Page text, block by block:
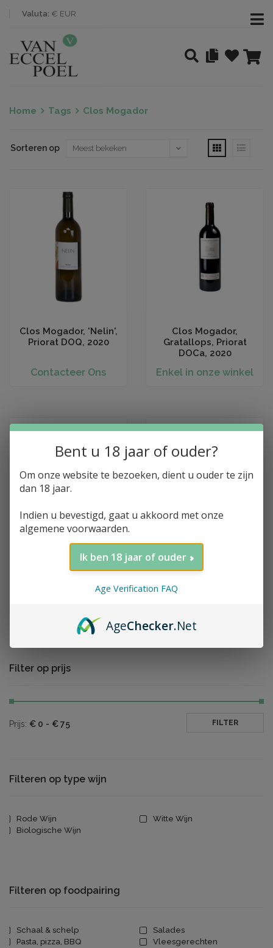
Valuta: € EUR
Home Tags Clos Mogador
Sorteren op
Clos Mogador, 'Nelin',
Priorat DOQ, 2020
Contacteer Ons
Clos Mogador,
Gratallops, Priorat
DOCa, 2020
Enkel in onze winkel
Clos Mogador,
Gratallops, Priorat
Clos Mogador,
Com'Tu, Montsant,
Filter op prijs
Prijs: € 0 - €75 FILTER
Filteren op type wijn
Rode Wijn
Witte Wijn
Biologische Wijn
Filteren op foodpairing
Schaal & schelp
Salades
Pasta, pizza, BBQ
Vleesgerechten
Bent u 18 jaar of ouder?
Om onze website te bezoeken, dient u ouder te zijn
dan 18 jaar.
Indien u bevestigd, gaat u akkoord met onze
algemene voorwaarden.
Ik ben 18 jaar of ouder
Age Verification FAQ
AgeChecker.Net